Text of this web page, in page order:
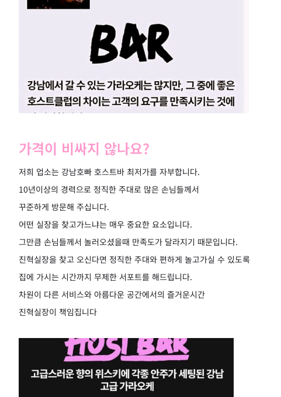
가격이 비싸지 않나요?
저희 업소는 강남호빠 호스트바 최저가를 자부합니다.
10년이상의 경력으로 정직한 주대로 많은 손님들께서
꾸준하게 방문해 주십니다.
어떤 실장을 찾고가느냐는 매우 중요한 요소입니다.
그만큼 손님들께서 놀러오셨을때 만족도가 달라지기 때문입니다.
진혁실장을 찾고 오신다면 정직한 주대와 편하게 놀고가실 수 있도록
집에 가시는 시간까지 무제한 서포트를 해드립니다.
차원이 다른 서비스와 아름다운 공간에서의 즐거운시간
진혁실장이 책임집니다